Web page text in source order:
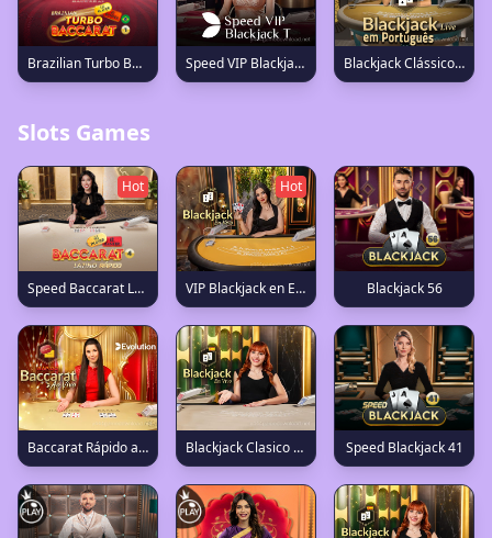
Brazilian Turbo Baccarat 1 Speed VIP Blackjack T Blackjack Clássico em Português 3
Slots Games
Speed Baccarat Latino 4
Hot
VIP Blackjack en Español 9
Hot
Blackjack 56
Baccarat Rápido ao Vivo 1 Blackjack Clasico en Español 29 Speed Blackjack 41